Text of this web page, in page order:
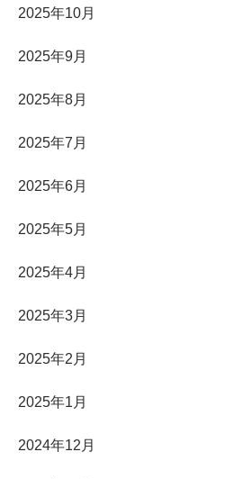
2025年10月
2025年9月
2025年8月
2025年7月
2025年6月
2025年5月
2025年4月
2025年3月
2025年2月
2025年1月
2024年12月